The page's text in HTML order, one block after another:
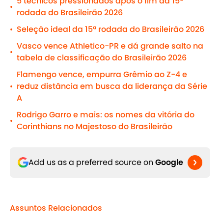
• rodada do Brasileirão 2026
• Seleção ideal da 15ª rodada do Brasileirão 2026
•
Vasco vence Athletico-PR e dá grande salto na
tabela de classificação do Brasileirão 2026
•
Flamengo vence, empurra Grêmio ao Z-4 e
reduz distância em busca da liderança da Série
A
•
Rodrigo Garro e mais: os nomes da vitória do
Corinthians no Majestoso do Brasileirão
Add us as a preferred source on Google
Assuntos Relacionados